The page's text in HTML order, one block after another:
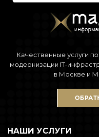
Качественные услуги
модернизации IT-
в Москве и
НАШИ УСЛУГИ